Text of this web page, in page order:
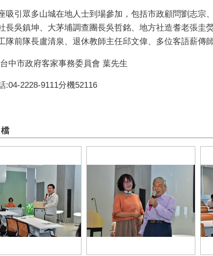
吸引眾多山城在地人士到場參加，包括市政顧問劉志宗
長吳鎮坤、大茅埔調查團長吳哲銘、地方社造耆老張
隊前隊長盧清泉、退休教師主任邱文偉、多位客語薪
中市政府客家事務委員會 葉先生
:04-2228-9111分機52116